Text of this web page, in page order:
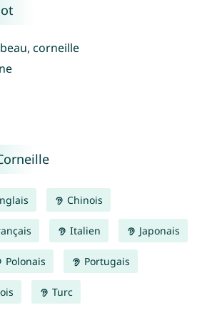
corneille
Chinois
Italien Japonais
Polonais Portugais
Turc